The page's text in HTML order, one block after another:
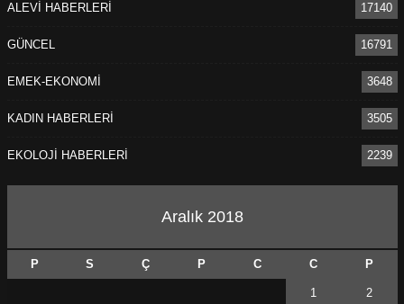
ALEVİ HABERLERİ 17140
GÜNCEL 16791
EMEK-EKONOMİ 3648
KADIN HABERLERİ 3505
EKOLOJİ HABERLERİ 2239
Aralık 2018
P S Ç P C C P
1 2